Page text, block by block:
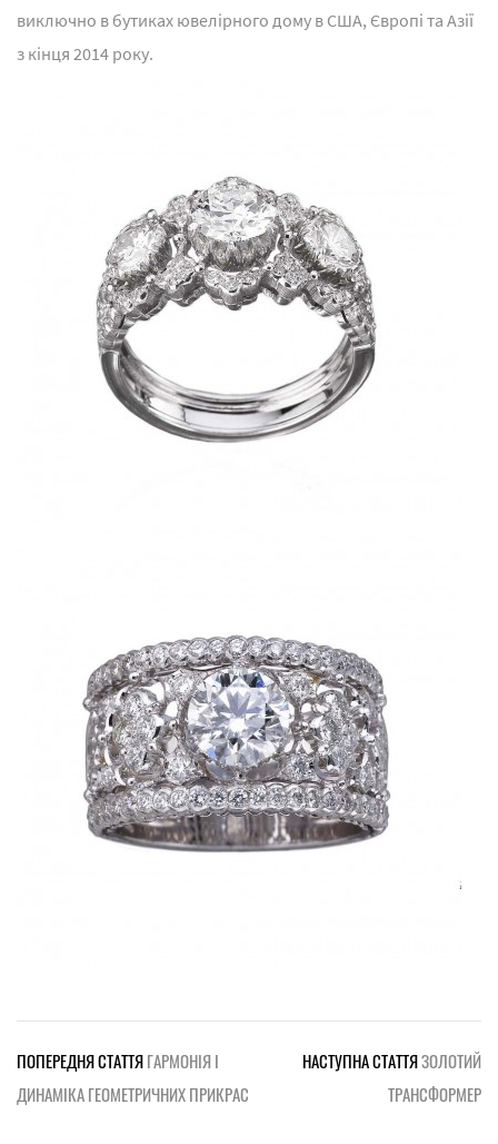
виключно в бутиках ювелірного дому в США, Європі та Азії
з кінця 2014 року.
ПОПЕРЕДНЯ СТАТТЯГАРМОНІЯ І
ДИНАМІКА ГЕОМЕТРИЧНИХ ПРИКРАС
НАСТУПНА СТАТТЯЗОЛОТИЙ
ТРАНСФОРМЕР